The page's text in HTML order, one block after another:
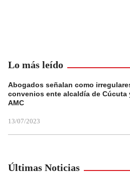
Lo más leído
Abogados señalan como
convenios ente alcaldía de Cúcuta
AMC
13/07/2023
Últimas Noticias